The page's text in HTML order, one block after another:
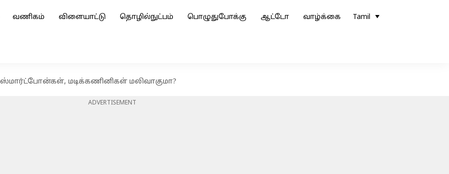
வணிகம் விளையாட்டு தொழில்நுட்பம் பொழுதுபோக்கு ஆட்டோ வாழ்க்கை Tamil
ஸ்மார்ட்போன்கள், மடிக்கணினிகள் மலிவாகுமா?
ADVERTISEMENT